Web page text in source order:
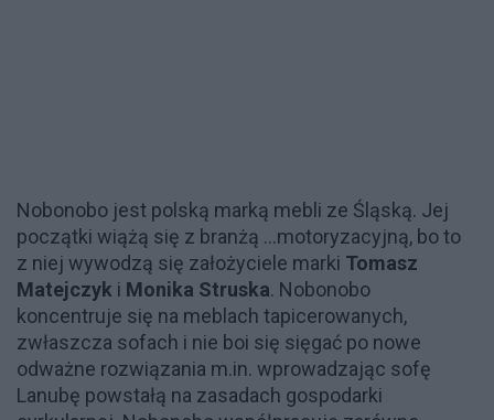
Nobonobo jest polską marką mebli ze Śląską. Jej
początki wiążą się z branżą ...motoryzacyjną, bo to
z niej wywodzą się założyciele marki Tomasz
Matejczyk i Monika Struska. Nobonobo
koncentruje się na meblach tapicerowanych,
zwłaszcza sofach i nie boi się sięgać po nowe
odważne rozwiązania m.in. wprowadzając sofę
Lanubę powstałą na zasadach gospodarki